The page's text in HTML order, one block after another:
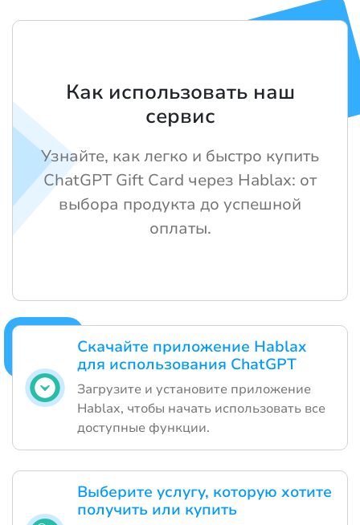
Скачайте приложение Hablax
для использования ChatGPT
Загрузите и установите приложение
Hablax, чтобы начать использовать все
доступные функции.
Выберите услугу, которую хотите
получить или купить
Как использовать наш
сервис
Узнайте, как легко и быстро купить
ChatGPT Gift Card через Hablax: от
выбора продукта до успешной
оплаты.